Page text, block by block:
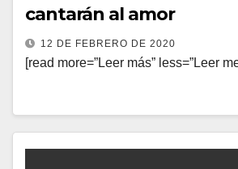
cantarán al amor
12 DE FEBRERO DE 2020
[read more=”Leer más” less=”Leer